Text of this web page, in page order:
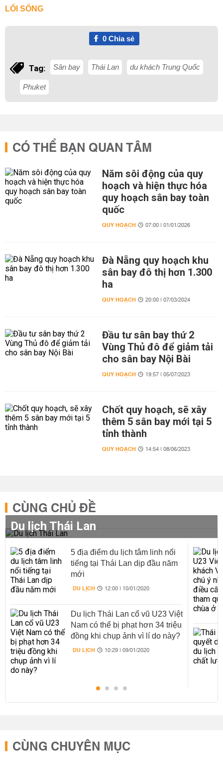
LỐI SỐNG
0Chia sẻ
Tag: Sân bay Thái Lan du khách Trung Quốc
Phuket
CÓ THỂ BẠN QUAN TÂM
Năm sôi động của quy
hoạch và hiện thực hóa
quy hoạch sân bay toàn
quốc
QUY HOẠCH 07:00 | 01/01/2026
Đà Nẵng quy hoạch khu
sân bay đô thị hơn 1.300
ha
QUY HOẠCH 20:00 | 07/03/2024
Đầu tư sân bay thứ 2
Vùng Thủ đô để giảm tải
cho sân bay Nội Bài
QUY HOẠCH 19:57 | 05/07/2023
Chốt quy hoạch, sẽ xây
thêm 5 sân bay mới tại 5
tỉnh thành
QUY HOẠCH 14:54 | 08/06/2023
CÙNG CHỦ ĐỀ
Du lịch Thái Lan
5 địa điểm du lịch tâm linh nổi
tiếng tại Thái Lan dịp đầu năm
mới
DU LỊCH 12:00 | 10/01/2020
Du lịch Thái Lan cổ vũ U23 Việt
Nam có thể bị phạt hơn 34 triệu
đồng khi chụp ảnh vì lí do này?
DU LỊCH 10:29 | 09/01/2020
CÙNG CHUYÊN MỤC